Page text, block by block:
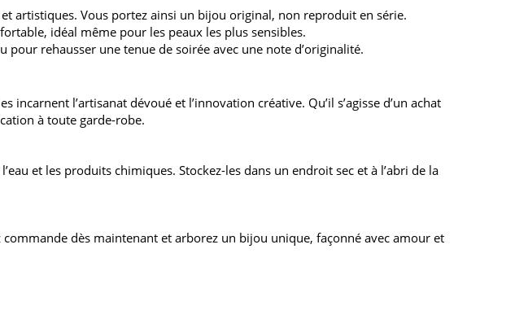
artistiques. Vous portez ainsi un bijou original, non reproduit en série.
idéal même pour les peaux les plus sensibles.
rehausser une tenue de soirée avec une note d’originalité.
l’artisanat dévoué et l’innovation créative. Qu’il s’agisse d’un achat
à toute garde-robe.
et les produits chimiques. Stockez-les dans un endroit sec et à l’abri de la
dès maintenant et arborez un bijou unique, façonné avec amour et